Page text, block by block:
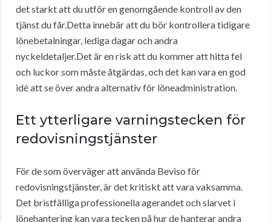
det starkt att du utför en genomgående kontroll av den
tjänst du får.Detta innebär att du bör kontrollera tidigare
lönebetalningar, lediga dagar och andra
nyckeldetaljer.Det är en risk att du kommer att hitta fel
och luckor som måste åtgärdas, och det kan vara en god
idé att se över andra alternativ för löneadministration.
Ett ytterligare varningstecken för
redovisningstjänster
För de som överväger att använda Beviso för
redovisningstjänster, är det kritiskt att vara vaksamma.
Det bristfälliga professionella agerandet och slarvet i
lönehantering kan vara tecken på hur de hanterar andra